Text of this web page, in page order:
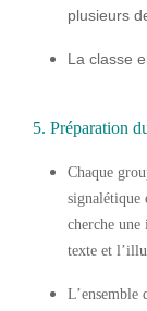
plusieurs
La classe
5. Préparation
Chaque
signalétique
cherche
texte et
L’ensemble